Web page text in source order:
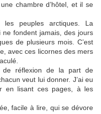
chambre d’hôtel, et il se
peuples arctiques. La
fondent jamais, des jours
de plusieurs mois. C’est
avec ces licornes des mers
de réflexion de la part de
veut lui donner. J’ai eu
en lisant ces pages, à les
facile à lire, qui se dévore